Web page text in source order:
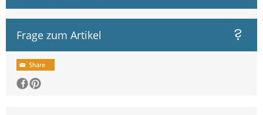
Frage zum Artikel